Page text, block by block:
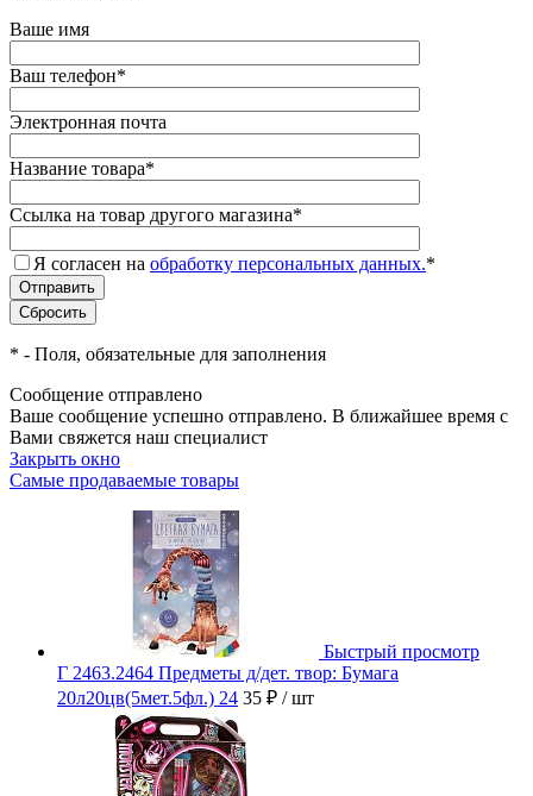
Ваше имя
Ваш телефон*
Электронная почта
Название товара*
Ссылка на товар другого магазина*
Я согласен на обработку персональных данных.*
* - Поля, обязательные для заполнения
Сообщение отправлено
Ваше сообщение успешно отправлено. В ближайшее время с
Вами свяжется наш специалист
Закрыть окно
Самые продаваемые товары
Быстрый просмотр
Г 2463.2464 Предметы д/дет. твор: Бумага
20л20цв(5мет.5фл.) 24 35 ₽ / шт